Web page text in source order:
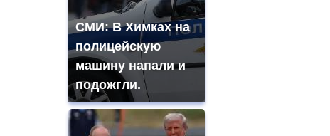
СМИ: В Химках на
полицейскую
машину напали и
подожгли.